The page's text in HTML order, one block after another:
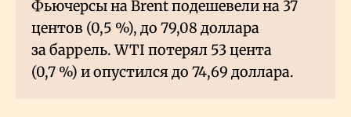
Фьючерсы на Brent подешевели на 37
центов (0,5 %), до 79,08 доллара
за баррель. WTI потерял 53 цента
(0,7 %) и опустился до 74,69 доллара.